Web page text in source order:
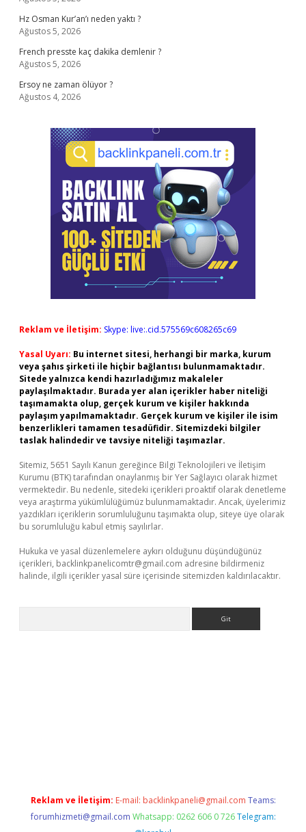
Hz Osman Kur’an’ı neden yaktı ?
Ağustos 5, 2026
French presste kaç dakika demlenir ?
Ağustos 5, 2026
Ersoy ne zaman ölüyor ?
Ağustos 4, 2026
Reklam ve İletişim: Skype: live:.cid.575569c608265c69
Yasal Uyarı: Bu internet sitesi, herhangi bir marka, kurum
veya şahıs şirketi ile hiçbir bağlantısı bulunmamaktadır.
Sitede yalnızca kendi hazırladığımız makaleler
paylaşılmaktadır. Burada yer alan içerikler haber niteliği
taşımamakta olup, gerçek kurum ve kişiler hakkında
paylaşım yapılmamaktadır. Gerçek kurum ve kişiler ile isim
benzerlikleri tamamen tesadüfidir. Sitemizdeki bilgiler
taslak halindedir ve tavsiye niteliği taşımazlar.
Sitemiz, 5651 Sayılı Kanun gereğince Bilgi Teknolojileri ve İletişim
Kurumu (BTK) tarafından onaylanmış bir Yer Sağlayıcı olarak hizmet
vermektedir. Bu nedenle, sitedeki içerikleri proaktif olarak denetleme
veya araştırma yükümlülüğümüz bulunmamaktadır. Ancak, üyelerimiz
yazdıkları içeriklerin sorumluluğunu taşımakta olup, siteye üye olarak
bu sorumluluğu kabul etmiş sayılırlar.
Hukuka ve yasal düzenlemelere aykırı olduğunu düşündüğünüz
içerikleri, backlinkpanelicomtr@gmail.com adresine bildirmeniz
halinde, ilgili içerikler yasal süre içerisinde sitemizden kaldırılacaktır.
Reklam ve İletişim: E-mail: backlinkpaneli@gmail.com Teams:
forumhizmeti@gmail.com Whatsapp: 0262 606 0 726 Telegram: